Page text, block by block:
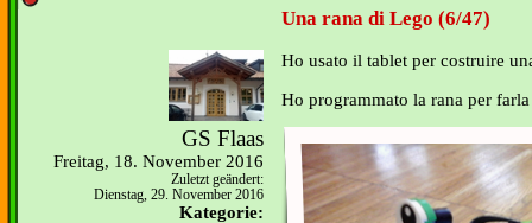
Una rana di Lego (6/47)
GS Flaas
Freitag, 18. November 2016
Zuletzt geändert:
Dienstag, 29. November 2016
Kategorie:
Ho usato il tablet per costruire
Ho programmato la rana per